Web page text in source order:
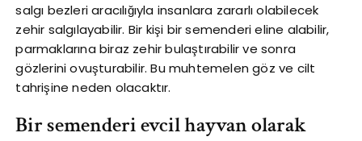
salgı bezleri aracılığıyla insanlara zararlı olabilecek
zehir salgılayabilir. Bir kişi bir semenderi eline alabilir,
parmaklarına biraz zehir bulaştırabilir ve sonra
gözlerini ovuşturabilir. Bu muhtemelen göz ve cilt
tahrişine neden olacaktır.
Bir semenderi evcil hayvan olarak